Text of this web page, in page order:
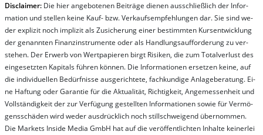
Dis­clai­mer: Die hier an­ge­bo­te­nen Bei­trä­ge die­nen aus­schließ­lich der In­for­
ma­t­ion und stel­len kei­ne Kauf- bzw. Ver­kaufs­em­pfeh­lung­en dar. Sie sind we­
der ex­pli­zit noch im­pli­zit als Zu­sich­er­ung ei­ner be­stim­mt­en Kurs­ent­wick­lung
der ge­nan­nt­en Fi­nanz­in­stru­men­te oder als Handl­ungs­auf­for­der­ung zu ver­
steh­en. Der Er­werb von Wert­pa­pier­en birgt Ri­si­ken, die zum To­tal­ver­lust des
ein­ge­setz­ten Ka­pi­tals füh­ren kön­nen. Die In­for­ma­tion­en er­setz­en kei­ne, auf
die in­di­vi­du­el­len Be­dür­fnis­se aus­ge­rich­te­te, fach­kun­di­ge An­la­ge­be­ra­tung. Ei­
ne Haf­tung oder Ga­ran­tie für die Ak­tu­ali­tät, Rich­tig­keit, An­ge­mes­sen­heit und
Vol­lständ­ig­keit der zur Ver­fü­gung ge­stel­lt­en In­for­ma­tion­en so­wie für Ver­mö­
gens­schä­den wird we­der aus­drück­lich noch stil­lschwei­gend über­nom­men.
Die Mar­kets In­side Me­dia GmbH hat auf die ver­öf­fent­lich­ten In­hal­te kei­ner­lei